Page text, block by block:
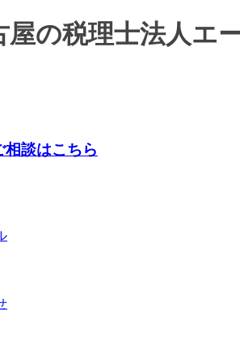
の税理士法人エ